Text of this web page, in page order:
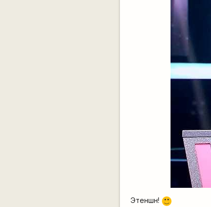
Этеншн!
:)